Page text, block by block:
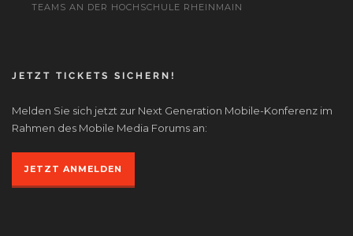
TEAMS AN DER HOCHSCHULE RHEINMAIN
JETZT TICKETS SICHERN!
Melden Sie sich jetzt zur Next Generation Mobile-Konferenz im
Rahmen des Mobile Media Forums an:
JETZT ANMELDEN